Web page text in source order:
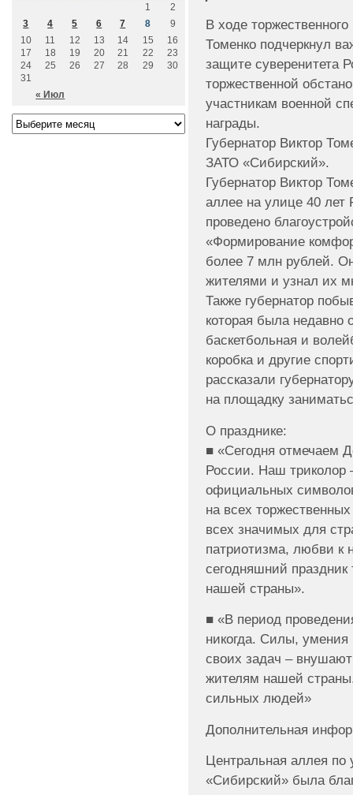
В ходе
Томенко подчеркнул
защите суверенитета
торжественной
участникам военной
награды.
Губернатор Виктор
ЗАТО «Сибирский».
Губернатор Виктор
аллее на улице 40
проведено
«Формирование
более 7 млн рублей.
жителями и узнал их
Также губернатор
которая была недавно
баскетбольная и
коробка и другие
рассказали
на площадку
О празднике:
■ «Сегодня отмечаем
России. Наш
официальных
на всех
всех значимых для
патриотизма, любви
сегодняшний праздник
нашей страны».
■ «В период
никогда. Силы,
своих задач –
жителям нашей
сильных людей»
Дополнительная
Центральная аллея
«Сибирский» была
« Июл
1
2
3
4 5 6 7 8
9
10
11 12 13 14 15
16
17
18 19 20 21 22
23
24
25 26 27 28 29
30
31